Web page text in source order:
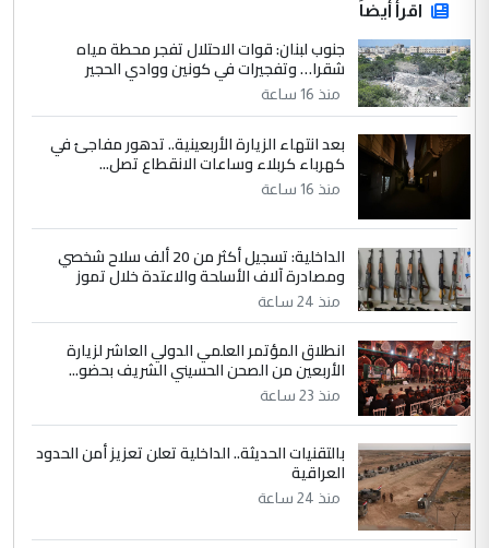
اقرأ أيضاً
جنوب لبنان: قوات الاحتلال تفجر محطة مياه
شقرا… وتفجيرات في كونين ووادي الحجير
منذ 16 ساعة
بعد انتهاء الزيارة الأربعينية.. تدهور مفاجئ في
كهرباء كربلاء وساعات الانقطاع تصل...
منذ 16 ساعة
الداخلية: تسجيل أكثر من 20 ألف سلاح شخصي
ومصادرة آلاف الأسلحة والاعتدة خلال تموز
منذ 24 ساعة
انطلاق المؤتمر العلمي الدولي العاشر لزيارة
الأربعين من الصحن الحسيني الشريف بحضو...
منذ 23 ساعة
بالتقنيات الحديثة.. الداخلية تعلن تعزيز أمن الحدود
العراقية
منذ 24 ساعة